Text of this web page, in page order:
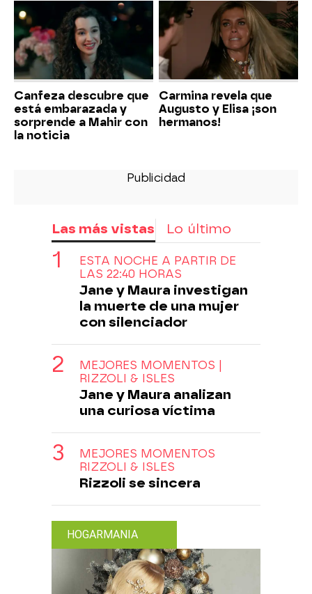
Canfeza descubre que
está embarazada y
sorprende a Mahir con
la noticia
Carmina revela que
Augusto y Elisa ¡son
hermanos!
Las más vistas Lo último
ESTA NOCHE A PARTIR DE
LAS 22:40 HORAS
Jane y Maura investigan
la muerte de una mujer
con silenciador
MEJORES MOMENTOS |
RIZZOLI & ISLES
Jane y Maura analizan
una curiosa víctima
MEJORES MOMENTOS
RIZZOLI & ISLES
Rizzoli se sincera
HOGARMANIA